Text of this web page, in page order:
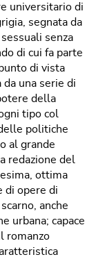
universitario di
segnata da
senza
di cui fa parte
di vista
una serie di
della
tipo col
politiche
al grande
redazione del
ottima
di opere di
anche
urbana; capace
romanzo